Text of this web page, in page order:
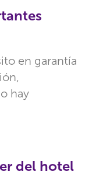
en garantía
hay
del hotel